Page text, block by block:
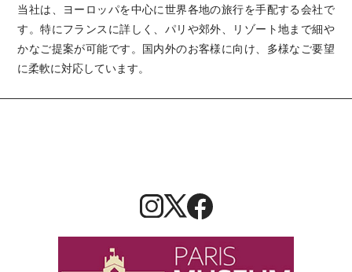
当社は、ヨーロッパを中心に世界各地の旅行を手配する会社で
す。特にフランスに詳しく、パリや郊外、リゾート地まで細や
かなご提案が可能です。国内外のお客様に向け、多様なご要望
に柔軟に対応しています。